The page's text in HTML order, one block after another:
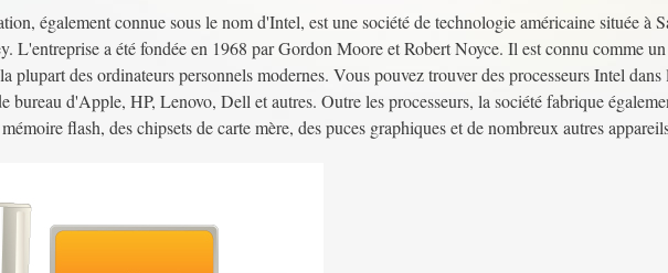
également connue sous le nom d'Intel, est une société de technologie américaine située à
L'entreprise a été fondée en 1968 par Gordon Moore et Robert Noyce. Il est connu comme
plupart des ordinateurs personnels modernes. Vous pouvez trouver des processeurs Intel
bureau d'Apple, HP, Lenovo, Dell et autres. Outre les processeurs, la société fabrique
flash, des chipsets de carte mère, des puces graphiques et de nombreux autres